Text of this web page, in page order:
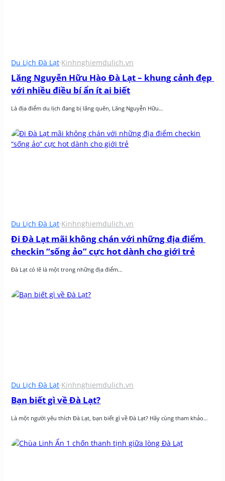
Du Lịch Đà Lạt·Kinhnghiemdulich.vn
Lăng Nguyễn Hữu Hào Đà Lạt – khung cảnh đẹp
với nhiều điều bí ẩn ít ai biết
Là địa điểm du lịch đang bị lãng quên, Lăng Nguyễn Hữu…
Du Lịch Đà Lạt·Kinhnghiemdulich.vn
Đi Đà Lạt mãi không chán với những địa điểm
checkin “sống ảo” cực hot dành cho giới trẻ
Đà Lạt có lẽ là một trong những địa điểm…
Du Lịch Đà Lạt·Kinhnghiemdulich.vn
Bạn biết gì về Đà Lạt?
Là một người yêu thích Đà Lạt, bạn biết gì về Đà Lạt? Hãy cùng tham khảo…